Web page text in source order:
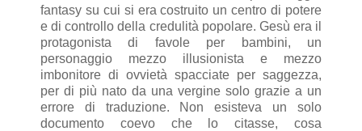
fantasy su cui si era costruito un centro di potere
e di controllo della credulità popolare. Gesù era il
protagonista di favole per bambini, un
personaggio mezzo illusionista e mezzo
imbonitore di ovvietà spacciate per saggezza,
per di più nato da una vergine solo grazie a un
errore di traduzione. Non esisteva un solo
documento coevo che lo citasse, cosa